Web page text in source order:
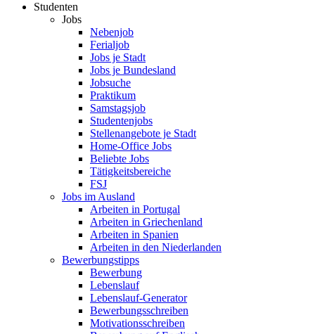
Studenten
Jobs
Nebenjob
Ferialjob
Jobs je Stadt
Jobs je Bundesland
Jobsuche
Praktikum
Samstagsjob
Studentenjobs
Stellenangebote je Stadt
Home-Office Jobs
Beliebte Jobs
Tätigkeitsbereiche
FSJ
Jobs im Ausland
Arbeiten in Portugal
Arbeiten in Griechenland
Arbeiten in Spanien
Arbeiten in den Niederlanden
Bewerbungstipps
Bewerbung
Lebenslauf
Lebenslauf-Generator
Bewerbungsschreiben
Motivationsschreiben